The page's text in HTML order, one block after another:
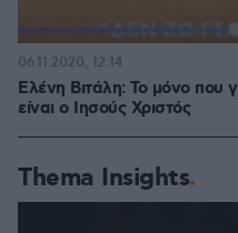
Ελένη Βιτάλη: Το μόνο που
είναι ο Ιησούς Χριστός
06.11.2020, 12:14
Thema Insights